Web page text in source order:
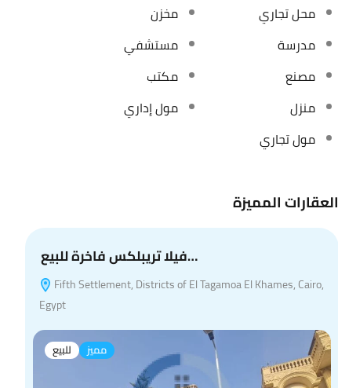
محل تجاري
مخزن
مدرسة
مستشفي
مصنع
مكتب
منزل
مول إداري
مول تجاري
العقارات المميزة
فيلا تريبلكس فاخرة للبيع…
Fifth Settlement, Districts of El Tagamoa El Khames, Cairo,
Egypt
للبيع مميز